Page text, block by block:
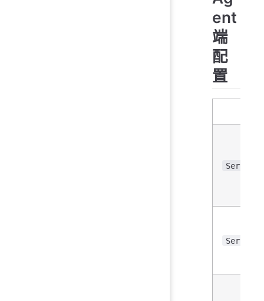
ent
端
配
置
Server